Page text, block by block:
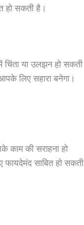
हो सकती है।
या उलझन हो सकती
लिए सहारा बनेगा।
काम की सराहना हो
फायदेमंद साबित हो सकती